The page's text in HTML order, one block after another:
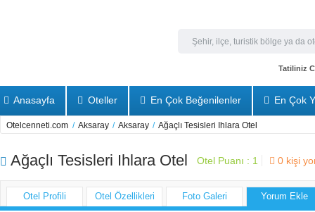
Tatiliniz
Anasayfa Oteller En Çok Beğenilenler En Çok
Otelcenneti.com / Aksaray / Aksaray / Ağaçlı Tesisleri Ihlara Otel
Ağaçlı Tesisleri Ihlara Otel Otel Puanı : 1 0 kişi
Otel Profili Otel Özellikleri Foto Galeri Yorum Ekle